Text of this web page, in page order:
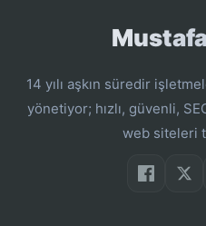
Mustafa
14 yılı aşkın süredir
yönetiyor; hızlı, güvenli,
web siteleri